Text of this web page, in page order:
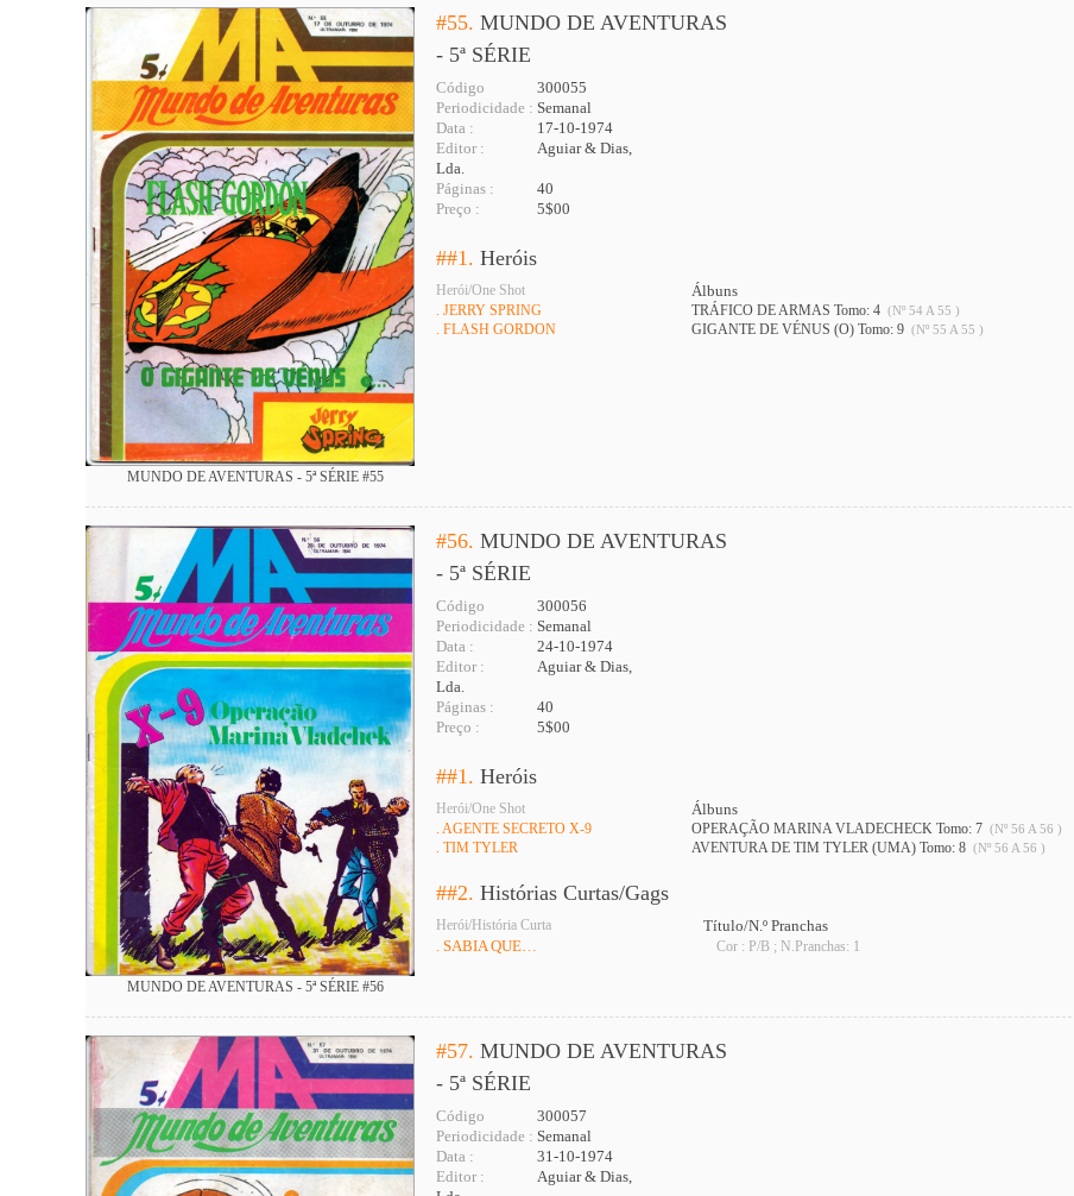
MUNDO DE AVENTURAS - 5ª SÉRIE #55
#55. MUNDO DE AVENTURAS
- 5ª SÉRIE
Código
300055
Periodicidade : Semanal
Data :
17-10-1974
Editor :
Aguiar & Dias,
Lda.
Páginas :
40
Preço :
5$00
##1. Heróis
Herói/One Shot Álbuns
. JERRY SPRING TRÁFICO DE ARMAS Tomo: 4 (Nº 54 A 55 )
. FLASH GORDON GIGANTE DE VÉNUS (O) Tomo: 9 (Nº 55 A 55 )
MUNDO DE AVENTURAS - 5ª SÉRIE #56
#56. MUNDO DE AVENTURAS
- 5ª SÉRIE
Código
300056
Periodicidade : Semanal
Data :
24-10-1974
Editor :
Aguiar & Dias,
Lda.
Páginas :
40
Preço :
5$00
##1. Heróis
Herói/One Shot Álbuns
. AGENTE SECRETO X-9 OPERAÇÃO MARINA VLADECHECK Tomo: 7 (Nº 56 A 56 )
. TIM TYLER AVENTURA DE TIM TYLER (UMA) Tomo: 8 (Nº 56 A 56 )
##2. Histórias Curtas/Gags
Herói/História Curta
Título/N.º Pranchas
. SABIA QUE…
Cor : P/B ; N.Pranchas: 1
#57. MUNDO DE AVENTURAS
- 5ª SÉRIE
Código
300057
Periodicidade : Semanal
Data :
31-10-1974
Editor :
Aguiar & Dias,